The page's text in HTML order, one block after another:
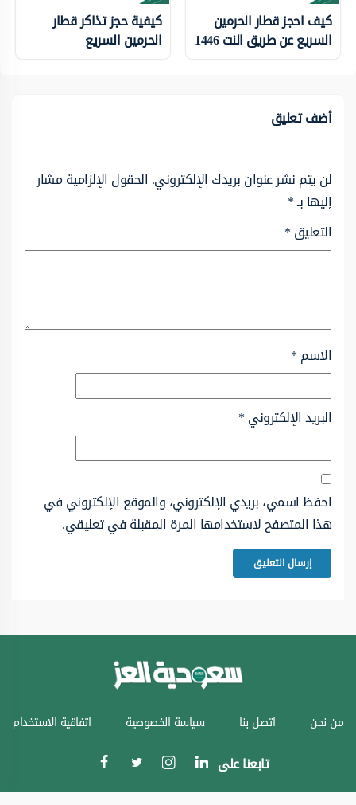
كيف احجز قطار الحرمين
السريع عن طريق النت 1446
كيفية حجز تذاكر قطار
الحرمين السريع
أضف تعليق
لن يتم نشر عنوان بريدك الإلكتروني. الحقول الإلزامية مشار
إليها بـ*
التعليق*
الاسم*
البريد الإلكتروني*
احفظ اسمي، بريدي الإلكتروني، والموقع الإلكتروني في
هذا المتصفح لاستخدامها المرة المقبلة في تعليقي.
من نحن اتصل بنا سياسة الخصوصية اتفاقية الاستخدام
تابعنا على